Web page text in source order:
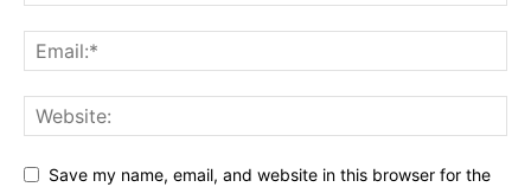
Save my name, email, and website in this browser for the